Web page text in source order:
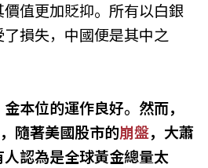
值更加貶抑。所有以白銀
損失，中國便是其中之
本位的運作良好。然而，
隨著美國股市的崩盤，大蕭
認為是全球黃金總量太